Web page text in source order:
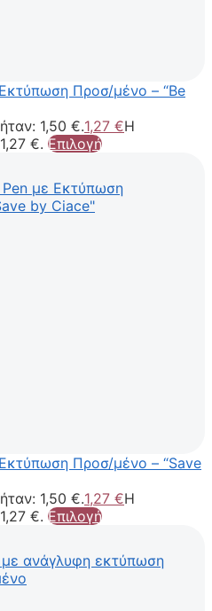
Προσ/μένο – “Be
1,50 €.1,27 €Η
€. Επιλογή
Προσ/μένο – “Save
1,50 €.1,27 €Η
€. Επιλογή